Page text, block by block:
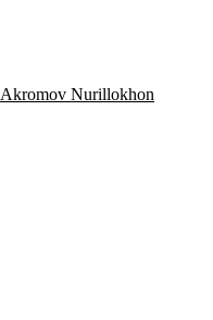
Akromov Nurillokhon